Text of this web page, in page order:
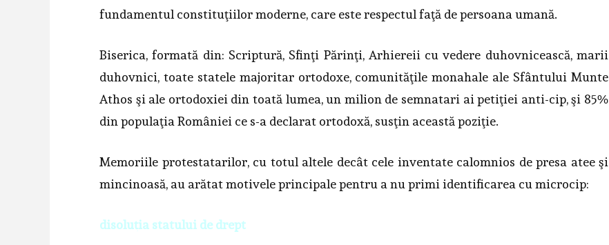
fundamentul constituţiilor moderne, care este respectul faţă de persoana umană.
Biserica, formată din: Scriptură, Sfinţi Părinţi, Arhiereii cu vedere duhovnicească, marii
duhovnici, toate statele majoritar ortodoxe, comunităţile monahale ale Sfântului Munte
Athos şi ale ortodoxiei din toată lumea, un milion de semnatari ai petiţiei anti-cip, şi 85%
din populaţia României ce s-a declarat ortodoxă, susţin această poziţie.
Memoriile protestatarilor, cu totul altele decât cele inventate calomnios de presa atee şi
mincinoasă, au arătat motivele principale pentru a nu primi identificarea cu microcip:
disoluţia statului de drept